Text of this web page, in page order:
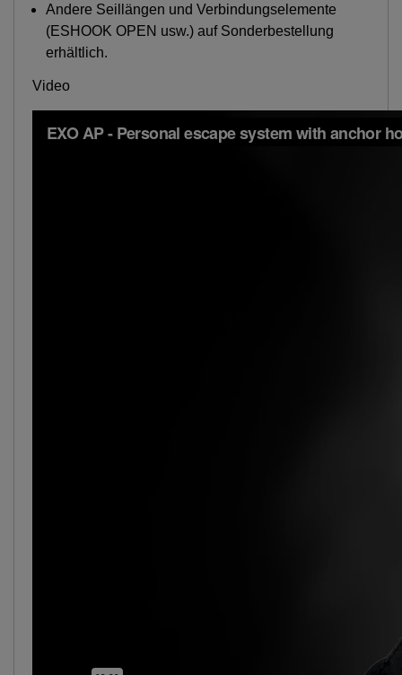
Andere Seillängen und Verbindungselemente
(ESHOOK OPEN usw.) auf Sonderbestellung
erhältlich.
Video